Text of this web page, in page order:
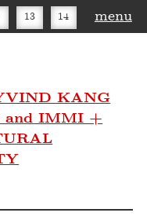
13 14 menu
KANG
and IMMI +